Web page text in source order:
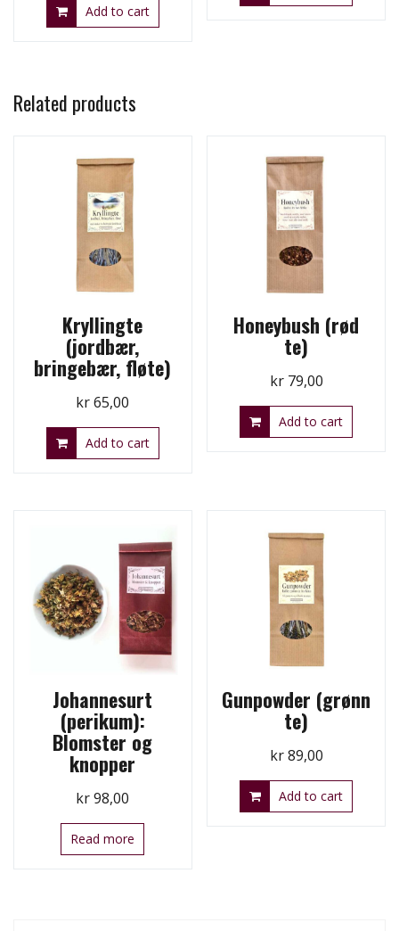
Add to cart
Related products
Kryllingte
(jordbær,
bringebær, fløte)
kr65,00
Add to cart
Honeybush (rød
te)
kr79,00
Add to cart
Johannesurt
(perikum):
Blomster og
knopper
kr98,00
Read more
Gunpowder (grønn
te)
kr89,00
Add to cart